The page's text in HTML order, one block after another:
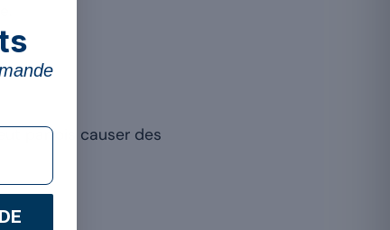
parfois causer des